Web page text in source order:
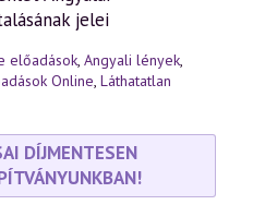
jelei
előadások, Angyali lények,
Online, Láthatatlan
DÍJMENTESEN